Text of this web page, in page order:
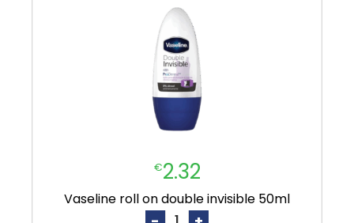
€2.32
vaseline roll on double invisible 50ml